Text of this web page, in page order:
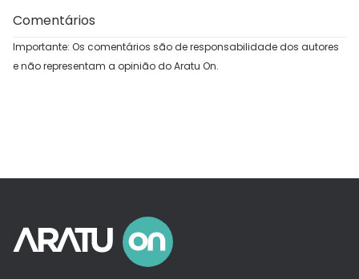
Comentários
Importante: Os comentários são de responsabilidade dos autores
e não representam a opinião do Aratu On.